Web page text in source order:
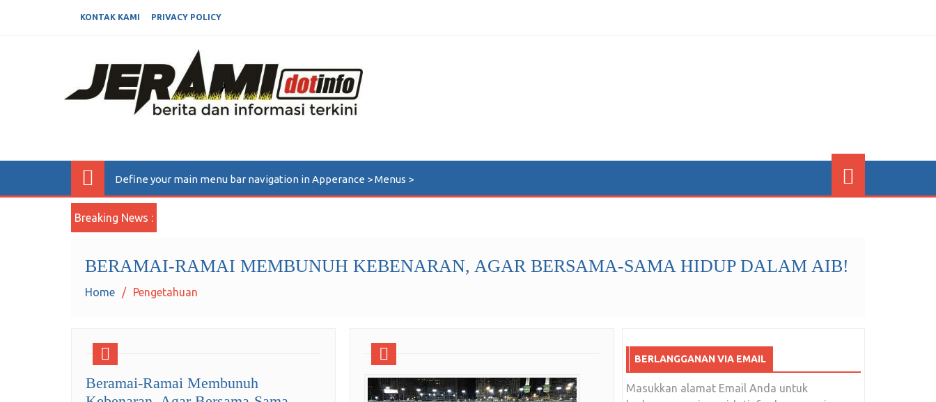
KONTAK KAMI PRIVACY POLICY
Define your main menu bar navigation in Apperance > Menus >
Breaking News :
BERAMAI-RAMAI MEMBUNUH KEBENARAN, AGAR BERSAMA-SAMA HIDUP DALAM AIB!
Home Pengetahuan
Beramai-Ramai Membunuh
BERLANGGANAN VIA EMAIL
Masukkan alamat Email Anda untuk